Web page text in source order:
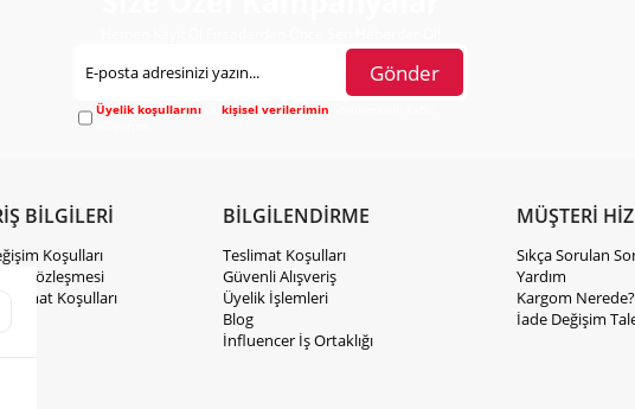
Gönder
Üyelik koşullarını vekişisel verilerimin
BİLGİLERİ
Koşulları
Sözleşmesi
Koşulları
BİLGİLENDİRME
Teslimat Koşulları
Güvenli Alışveriş
Üyelik İşlemleri
Blog
İnfluencer İş Ortaklığı
MÜŞTERİ
Sıkça Sorulan
Yardım
Kargom Nerede?
İade Değişim